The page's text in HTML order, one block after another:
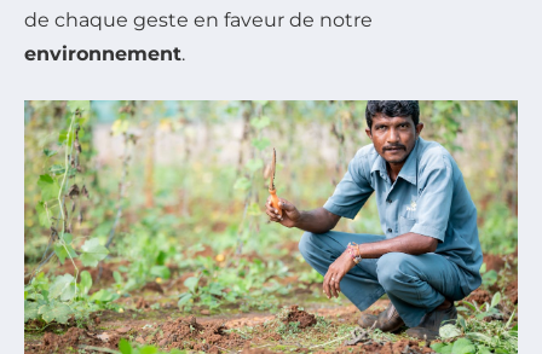
de chaque geste en faveur de notre
environnement.